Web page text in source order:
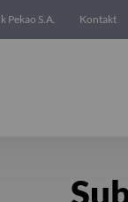
Pekao S.A. Kontakt